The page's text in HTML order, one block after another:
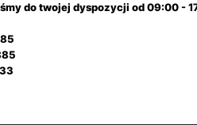
do twojej dyspozycji od 09:00 -